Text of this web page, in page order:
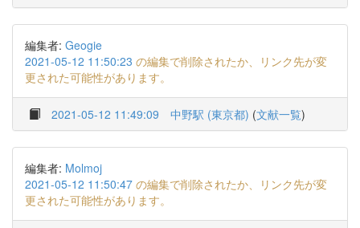
編集者: Geogie
2021-05-12 11:50:23 の編集で削除されたか、リンク先が変
更された可能性があります。
2021-05-12 11:49:09 中野駅 (東京都) (文献一覧)
編集者: Molmoj
2021-05-12 11:50:47 の編集で削除されたか、リンク先が変
更された可能性があります。